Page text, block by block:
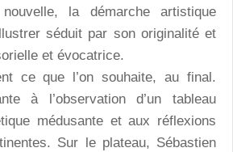
la démarche artistique
séduit par son originalité et
et évocatrice.
ce que l’on souhaite, au final.
à l’observation d’un tableau
médusante et aux réflexions
Sur le plateau, Sébastien